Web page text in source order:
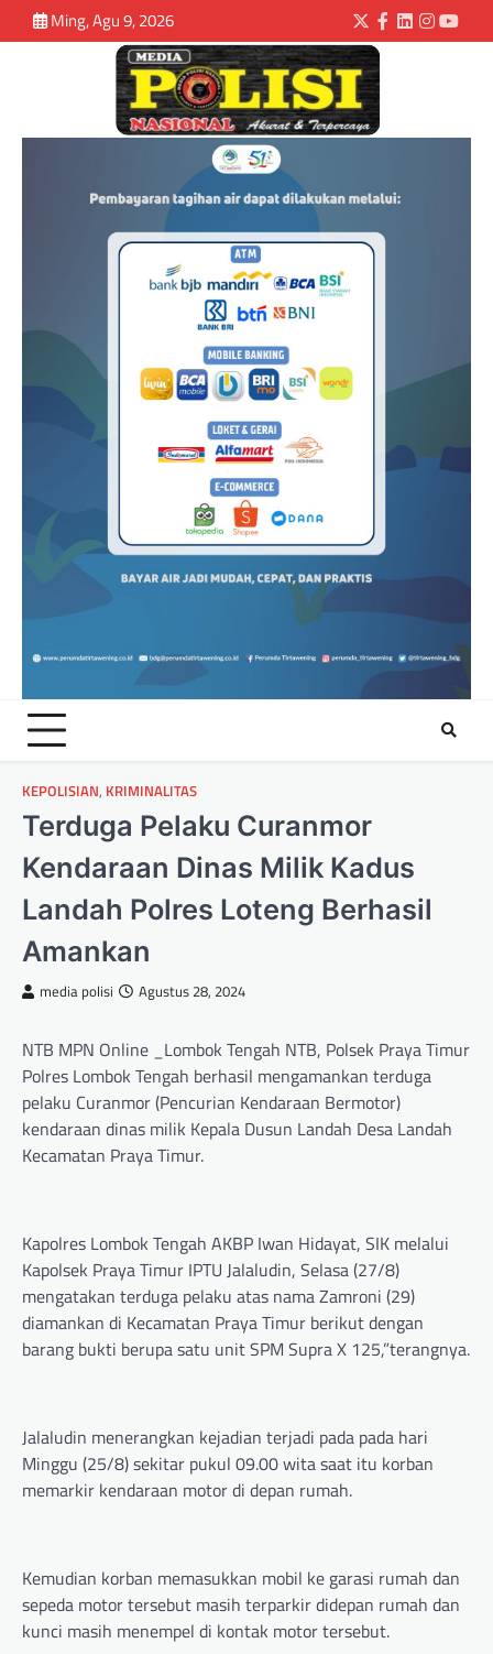
Ming, Agu 9, 2026
KEPOLISIAN, KRIMINALITAS
Terduga Pelaku Curanmor
Kendaraan Dinas Milik Kadus
Landah Polres Loteng Berhasil
Amankan
media polisi Agustus 28, 2024
NTB MPN Online _Lombok Tengah NTB, Polsek Praya Timur
Polres Lombok Tengah berhasil mengamankan terduga
pelaku Curanmor (Pencurian Kendaraan Bermotor)
kendaraan dinas milik Kepala Dusun Landah Desa Landah
Kecamatan Praya Timur.
Kapolres Lombok Tengah AKBP Iwan Hidayat, SIK melalui
Kapolsek Praya Timur IPTU Jalaludin, Selasa (27/8)
mengatakan terduga pelaku atas nama Zamroni (29)
diamankan di Kecamatan Praya Timur berikut dengan
barang bukti berupa satu unit SPM Supra X 125,”terangnya.
Jalaludin menerangkan kejadian terjadi pada pada hari
Minggu (25/8) sekitar pukul 09.00 wita saat itu korban
memarkir kendaraan motor di depan rumah.
Kemudian korban memasukkan mobil ke garasi rumah dan
sepeda motor tersebut masih terparkir didepan rumah dan
kunci masih menempel di kontak motor tersebut.